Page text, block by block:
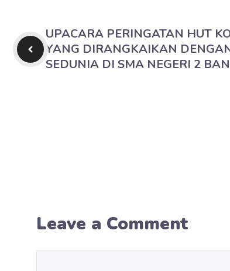
UPACARA PERINGATAN HUT
YANG DIRANGKAIKAN
SEDUNIA DI SMA NEGERI 2
Leave a Comment